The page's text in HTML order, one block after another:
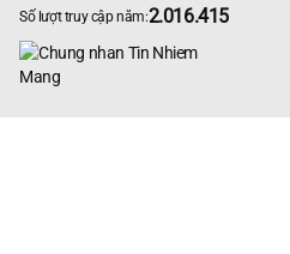
Số lượt truy cập năm:2.016.415